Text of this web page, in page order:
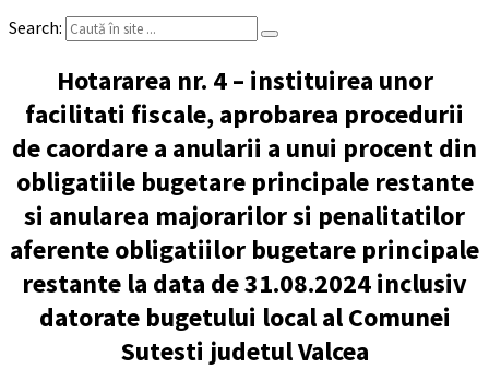
Search:
Hotararea nr. 4 – instituirea unor
facilitati fiscale, aprobarea procedurii
de caordare a anularii a unui procent din
obligatiile bugetare principale restante
si anularea majorarilor si penalitatilor
aferente obligatiilor bugetare principale
restante la data de 31.08.2024 inclusiv
datorate bugetului local al Comunei
Sutesti judetul Valcea